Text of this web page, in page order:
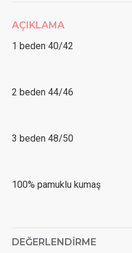
AÇIKLAMA
1 beden 40/42
2 beden 44/46
3 beden 48/50
100% pamuklu kumaş
DEĞERLENDIRME